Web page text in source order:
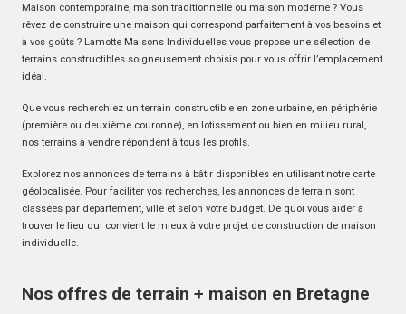
Maison contemporaine, maison traditionnelle ou maison moderne ? Vous
rêvez de construire une maison qui correspond parfaitement à vos besoins et
à vos goûts ? Lamotte Maisons Individuelles vous propose une sélection de
terrains constructibles soigneusement choisis pour vous offrir l’emplacement
idéal.
Que vous recherchiez un terrain constructible en zone urbaine, en périphérie
(première ou deuxième couronne), en lotissement ou bien en milieu rural,
nos terrains à vendre répondent à tous les profils.
Explorez nos annonces de terrains à bâtir disponibles en utilisant notre carte
géolocalisée. Pour faciliter vos recherches, les annonces de terrain sont
classées par département, ville et selon votre budget. De quoi vous aider à
trouver le lieu qui convient le mieux à votre projet de construction de maison
individuelle.
Nos offres de terrain + maison en Bretagne